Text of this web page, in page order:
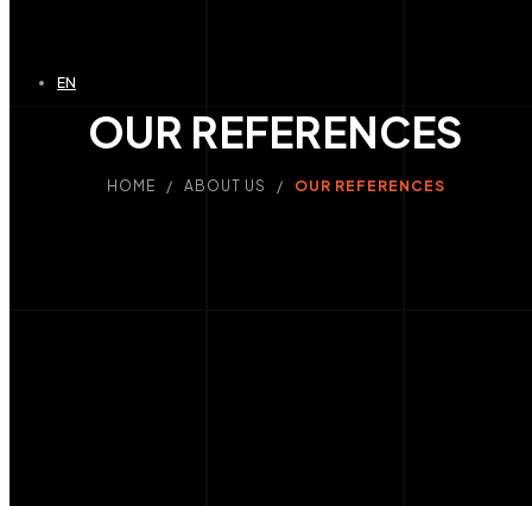
EN
OUR REFERENCES
HOME / ABOUT US / OUR REFERENCES